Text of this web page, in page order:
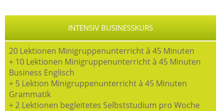
INTENSIV BUSINESSKURS
20 Lektionen Minigruppenunterricht à 45 Minuten
+ 10 Lektionen Minigruppenunterricht à 45 Minuten
Business Englisch
+ 5 Lektion Minigruppenunterricht à 45 Minuten
Grammatik
+ 2 Lektionen begleitetes Selbststudium pro Woche